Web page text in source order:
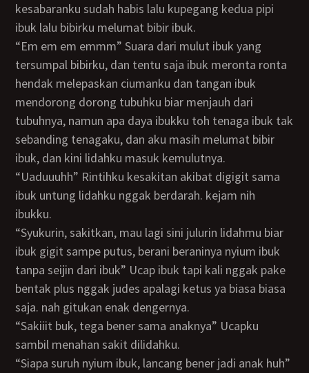
kesabaranku sudah habis lalu kupegang kedua pipi
ibuk lalu bibirku melumat bibir ibuk.
“Em em em emmm” Suara dari mulut ibuk yang
tersumpal bibirku, dan tentu saja ibuk meronta ronta
hendak melepaskan ciumanku dan tangan ibuk
mendorong dorong tubuhku biar menjauh dari
tubuhnya, namun apa daya ibukku toh tenaga ibuk tak
sebanding tenagaku, dan aku masih melumat bibir
ibuk, dan kini lidahku masuk kemulutnya.
“Uaduuuhh” Rintihku kesakitan akibat digigit sama
ibuk untung lidahku nggak berdarah. kejam nih
ibukku.
“Syukurin, sakitkan, mau lagi sini julurin lidahmu biar
ibuk gigit sampe putus, berani beraninya nyium ibuk
tanpa seijin dari ibuk” Ucap ibuk tapi kali nggak pake
bentak plus nggak judes apalagi ketus ya biasa biasa
saja. nah gitukan enak dengernya.
“Sakiiit buk, tega bener sama anaknya” Ucapku
sambil menahan sakit dilidahku.
“Siapa suruh nyium ibuk, lancang bener jadi anak huh”